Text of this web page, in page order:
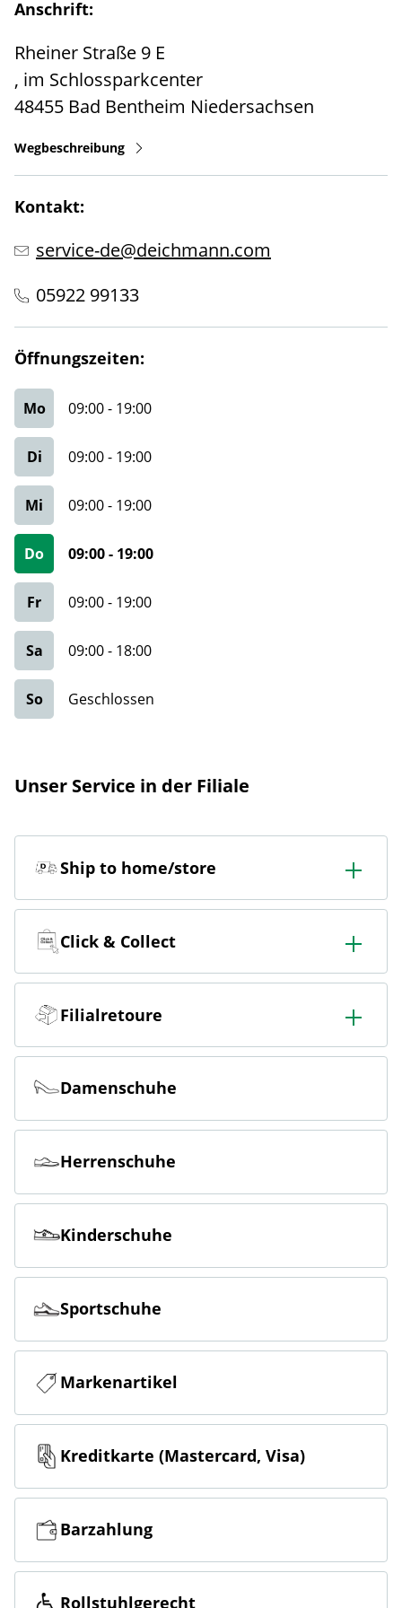
Anschrift:
Rheiner Straße 9 E
, im Schlossparkcenter
48455 Bad Bentheim Niedersachsen
Wegbeschreibung
Kontakt:
service-de@deichmann.com
05922 99133
Öffnungszeiten:
Mo 09:00- 19:00
Di 09:00- 19:00
Mi 09:00- 19:00
Do 09:00- 19:00
Fr 09:00- 19:00
Sa 09:00- 18:00
So Geschlossen
Unser Service in der Filiale
Ship to home/store
In der Filiale bestellen & in die Filiale oder nach Hause
liefern lassen.
Click & Collect
Online bestellen & kostenlos hier in der Filiale abholen
Filialretoure
Online bestellen & kostenlos in der Filiale zurückgeben
Damenschuhe
Herrenschuhe
Kinderschuhe
Sportschuhe
Markenartikel
Kreditkarte (Mastercard, Visa)
Barzahlung
Rollstuhlgerecht